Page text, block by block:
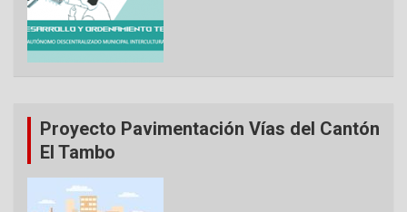
Proyecto Pavimentación Vías del Cantón
El Tambo